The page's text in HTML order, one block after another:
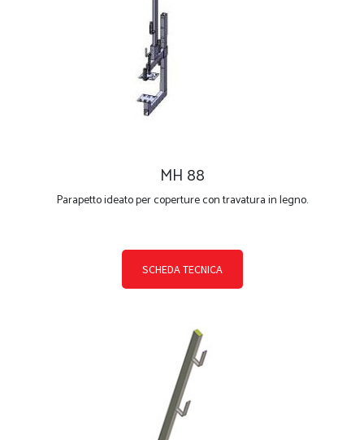
MH 88
Parapetto ideato per coperture con travatura in legno.
SCHEDA TECNICA